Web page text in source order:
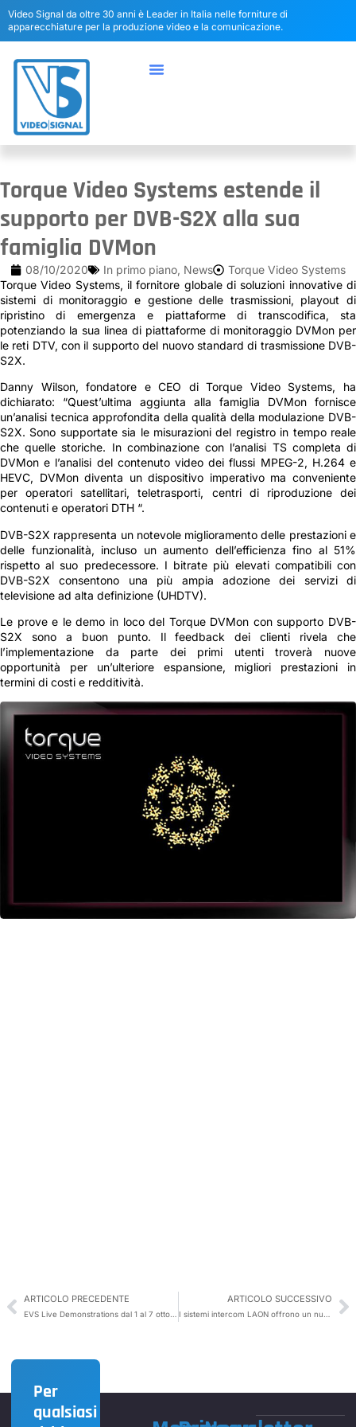
Video Signal da oltre 30 anni è Leader in Italia nelle forniture di
apparecchiature per la produzione video e la comunicazione.
Torque Video Systems estende il
supporto per DVB-S2X alla sua
famiglia DVMon
08/10/2020 In primo piano, News
Torque Video Systems
Torque Video Systems, il fornitore globale di soluzioni innovative di
sistemi di monitoraggio e gestione delle trasmissioni, playout di
ripristino di emergenza e piattaforme di transcodifica, sta
potenziando la sua linea di piattaforme di monitoraggio DVMon per
le reti DTV, con il supporto del nuovo standard di trasmissione DVB-
S2X.
Danny Wilson, fondatore e CEO di Torque Video Systems, ha
dichiarato: “Quest’ultima aggiunta alla famiglia DVMon fornisce
un’analisi tecnica approfondita della qualità della modulazione DVB-
S2X. Sono supportate sia le misurazioni del registro in tempo reale
che quelle storiche. In combinazione con l’analisi TS completa di
DVMon e l’analisi del contenuto video dei flussi MPEG-2, H.264 e
HEVC, DVMon diventa un dispositivo imperativo ma conveniente
per operatori satellitari, teletrasporti, centri di riproduzione dei
contenuti e operatori DTH “.
DVB-S2X rappresenta un notevole miglioramento delle prestazioni e
delle funzionalità, incluso un aumento dell’efficienza fino al 51%
rispetto al suo predecessore. I bitrate più elevati compatibili con
DVB-S2X consentono una più ampia adozione dei servizi di
televisione ad alta definizione (UHDTV).
Le prove e le demo in loco del Torque DVMon con supporto DVB-
S2X sono a buon punto. Il feedback dei clienti rivela che
l’implementazione da parte dei primi utenti troverà nuove
opportunità per un’ulteriore espansione, migliori prestazioni in
termini di costi e redditività.
ARTICOLO PRECEDENTE ARTICOLO SUCCESSIVO
Per
qualsiasi